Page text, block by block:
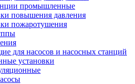
промышленные
повышения давления
пожаротушения
для насосов и насосных станций
установки